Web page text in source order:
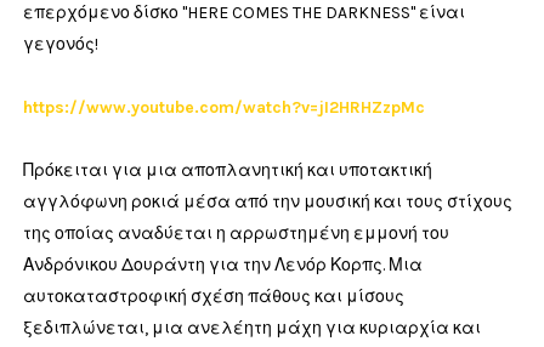
επερχόμενο δίσκο "HERE COMES THE DARKNESS" είναι
γεγονός!
https://www.youtube.com/watch?v=jI2HRHZzpMc
Πρόκειται για μια αποπλανητική και υποτακτική
αγγλόφωνη ροκιά μέσα από την μουσική και τους στίχους
της οποίας αναδύεται η αρρωστημένη εμμονή του
Ανδρόνικου Δουράντη για την Λενόρ Κορπς. Μια
αυτοκαταστροφική σχέση πάθους και μίσους
ξεδιπλώνεται, μια ανελέητη μάχη για κυριαρχία και